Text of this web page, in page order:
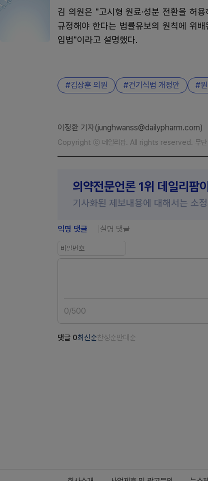
김 의원은 "고시형 원료·성분 전환을 허
규정해야 한다는 법률유보의 원칙에 위
입법"이라고 설명했다.
김상훈 의원 건기식법 개정안
이정환 기자(junghwanss@dailypharm.com)
Copyright ⓒ 데일리팜. All rights reserved. 무단
의약전문언론 1위 데일리팜
기사화된 제보내용에 대해서는 소
익명 댓글 실명 댓글
0/500
댓글 0최신순찬성순반대순